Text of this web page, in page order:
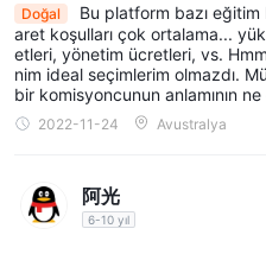
Doğal
Bu platform bazı
aret koşulları çok ortalama...
etleri, yönetim ücretleri, vs.
nim ideal seçimlerim olmazdı.
bir komisyoncunun anlamının
ece paranızı soymak mı?
2022-11-24 Avustralya
阿光
6-10 yıl